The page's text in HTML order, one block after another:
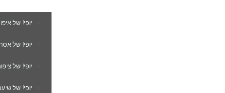
יופי! של
יופי! של
יופי! של
יופי! של